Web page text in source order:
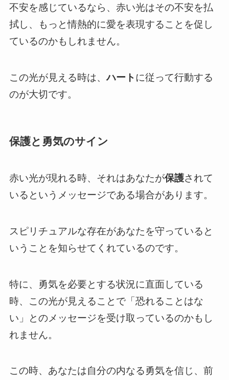
不安を感じているなら、赤い光はその不安を払
拭し、もっと情熱的に愛を表現することを促し
ているのかもしれません。
この光が見える時は、ハートに従って行動する
のが大切です。
保護と勇気のサイン
赤い光が現れる時、それはあなたが保護されて
いるというメッセージである場合があります。
スピリチュアルな存在があなたを守っていると
いうことを知らせてくれているのです。
特に、勇気を必要とする状況に直面している
時、この光が見えることで「恐れることはな
い」とのメッセージを受け取っているのかもし
れません。
この時、あなたは自分の内なる勇気を信じ、前